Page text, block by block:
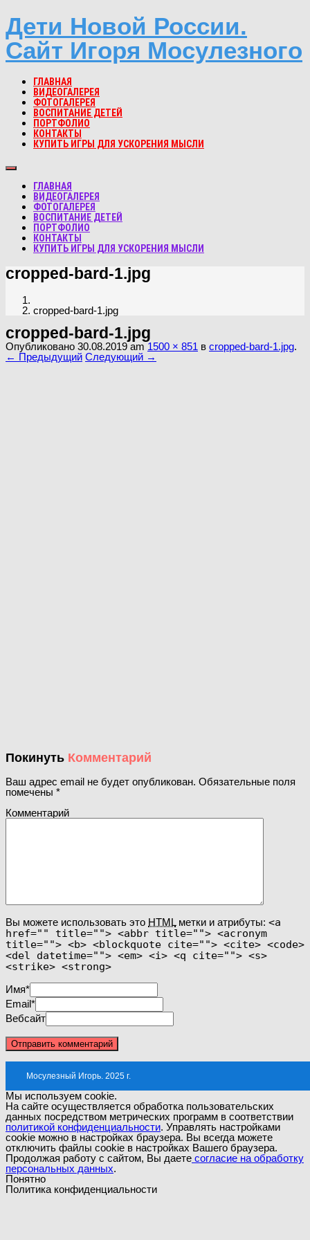
Дети Новой России.
Сайт Игоря Мосулезного
ГЛАВНАЯ
ВИДЕОГАЛЕРЕЯ
ФОТОГАЛЕРЕЯ
ВОСПИТАНИЕ ДЕТЕЙ
ПОРТФОЛИО
КОНТАКТЫ
КУПИТЬ ИГРЫ ДЛЯ УСКОРЕНИЯ МЫСЛИ
ГЛАВНАЯ
ВИДЕОГАЛЕРЕЯ
ФОТОГАЛЕРЕЯ
ВОСПИТАНИЕ ДЕТЕЙ
ПОРТФОЛИО
КОНТАКТЫ
КУПИТЬ ИГРЫ ДЛЯ УСКОРЕНИЯ МЫСЛИ
cropped-bard-1.jpg
cropped-bard-1.jpg
cropped-bard-1.jpg
Опубликовано 30.08.2019 am 1500 × 851 в cropped-bard-1.jpg.
← Предыдущий Следующий →
Покинуть Комментарий
Ваш адрес email не будет опубликован. Обязательные поля
помечены *
Комментарий
Вы можете использовать это HTMLметки и атрибуты: <a
href="" title=""> <abbr title=""> <acronym
title=""> <b> <blockquote cite=""> <cite> <code>
<del datetime=""> <em> <i> <q cite=""> <s>
<strike> <strong>
Имя*
Email*
Вебсайт
Мосулезный Игорь. 2025 г.
Мы используем cookie.
На сайте осуществляется обработка пользовательских
данных посредством метрических программ в соответствии
политикой конфиденциальности. Управлять настройками
cookie можно в настройках браузера. Вы всегда можете
отключить файлы cookie в настройках Вашего браузера.
Продолжая работу с сайтом, Вы даете согласие на обработку
персональных данных.
Понятно
Политика конфиденциальности